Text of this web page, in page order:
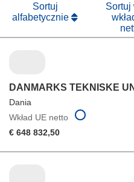
Sortuj
alfabetycznie
Sortuj
DANMARKS TEKNISKE
Dania
Wkład UE netto
€ 648 832,50